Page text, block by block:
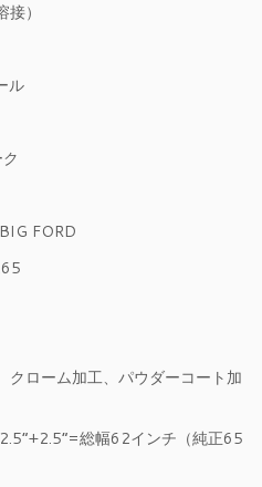
）
ル
FORD
クローム加工、パウダーコート加
総幅62インチ（純正65